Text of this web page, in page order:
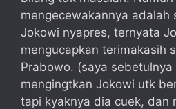
mengecewakannya adalah
Jokowi nyapres, ternyata
mengucapkan terimakasih
Prabowo. (saya sebetulnya
mengingtkan Jokowi utk
tapi kyaknya dia cuek, dan